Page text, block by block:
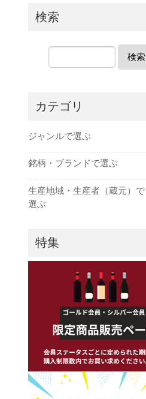
検索
検索
カテゴリ
ジャンルで選ぶ
銘柄・ブランドで選ぶ
生産地域・生産者（蔵元）で
選ぶ
特集